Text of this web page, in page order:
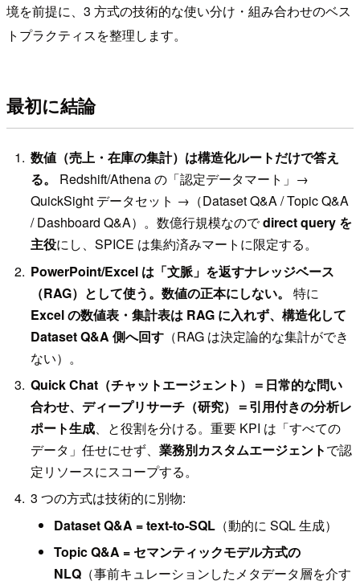
境を前提に、3 方式の技術的な使い分け・組み合わせのベス
トプラクティスを整理します。
最初に結論
数値（売上・在庫の集計）は構造化ルートだけで答え
る。
Redshift/Athena の「認定データマート」→
QuickSight データセット →（Dataset Q&A / Topic Q&A
/ Dashboard Q&A）。数億行規模なのでdirect query を
主役にし、SPICE は集約済みマートに限定する。
PowerPoint/Excel は「文脈」を返すナレッジベース
（RAG）として使う。数値の正本にしない。
特に
Excel の数値表・集計表は RAG に入れず、構造化して
Dataset Q&A 側へ回す （RAG は決定論的な集計ができ
ない）。
Quick Chat（チャットエージェント）＝日常的な問い
合わせ、ディープリサーチ（研究）＝引用付きの分析レ
ポート生成、と役割を分ける。重要 KPI は「すべての
データ」任せにせず、業務別カスタムエージェントで認
定リソースにスコープする。
3 つの方式は技術的に別物:
Dataset Q&A = text-to-SQL （動的に SQL 生成）
Topic Q&A = セマンティックモデル方式の
NLQ （事前キュレーションしたメタデータ層を介す